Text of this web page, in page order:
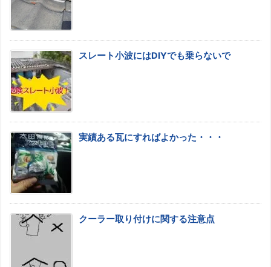
スレート小波にはDIYでも乗らないで
実績ある瓦にすればよかった・・・
クーラー取り付けに関する注意点